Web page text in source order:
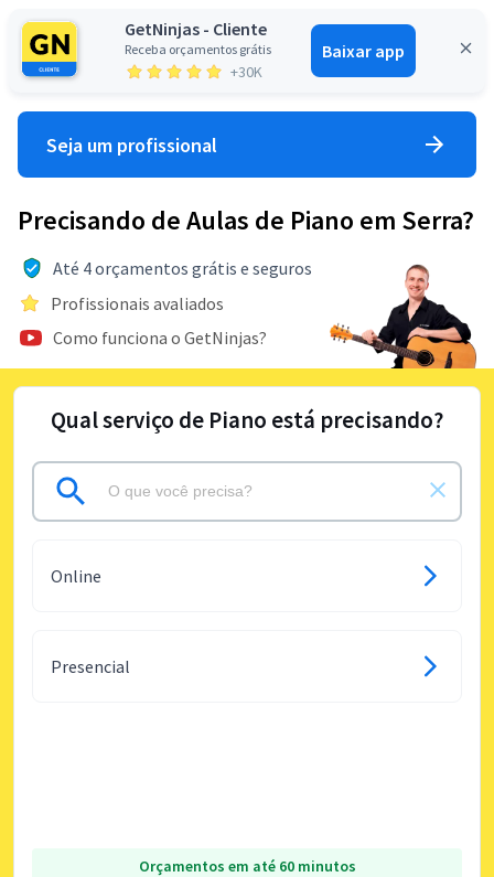
GetNinjas - Cliente
Receba orçamentos grátis
+30K
Baixar app
Entrar
Seja um profissional
Precisando de Aulas de Piano em Serra?
Até 4 orçamentos grátis e seguros
Profissionais avaliados
Como funciona o GetNinjas?
Qual serviço de Piano está precisando?
Online
Presencial
Orçamentos em até 60 minutos